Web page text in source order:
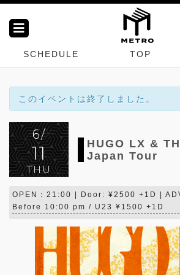
SCHEDULE TOP
このイベントは終了しました。
6/
11
THU
HUGO LX &
Japan Tour
OPEN：21:00 | Door: ¥2500 +1D |
Before 10:00 pm / U23 ¥1500 +1D